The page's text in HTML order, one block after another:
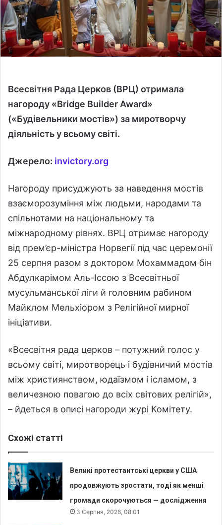
i
l
Всесвітня Рада Церков (ВРЦ) отримала
нагороду «Bridge Builder Award»
(«Будівельники мостів») за миротворчу
діяльність у всьому світі.
Джерело: invictory.org
Нагороду присуджують за наведення мостів
взаєморозуміння між людьми, народами та
спільнотами на національному та
міжнародному рівнях. ВРЦ отримає нагороду
від прем’єр-міністра Норвегії під час церемонії
25 серпня разом з доктором Мохаммадом бін
Абдулкарімом Аль-Іссою з Всесвітньої
мусульманської ліги й головним рабином
Майклом Мельхіором з Релігійної мирної
ініціативи.
«Всесвітня рада церков – потужний голос у
всьому світі, миротворець і будівничий мостів
між християнством, юдаїзмом і ісламом, з
величезною повагою до всіх світових релігій»,
– йдеться в описі нагороди журі Комітету.
Схожі статті
Великі протестантські церкви у США
продовжують зростати, тоді як менші
громади скорочуються — дослідження
3 Серпня, 2026, 08:01